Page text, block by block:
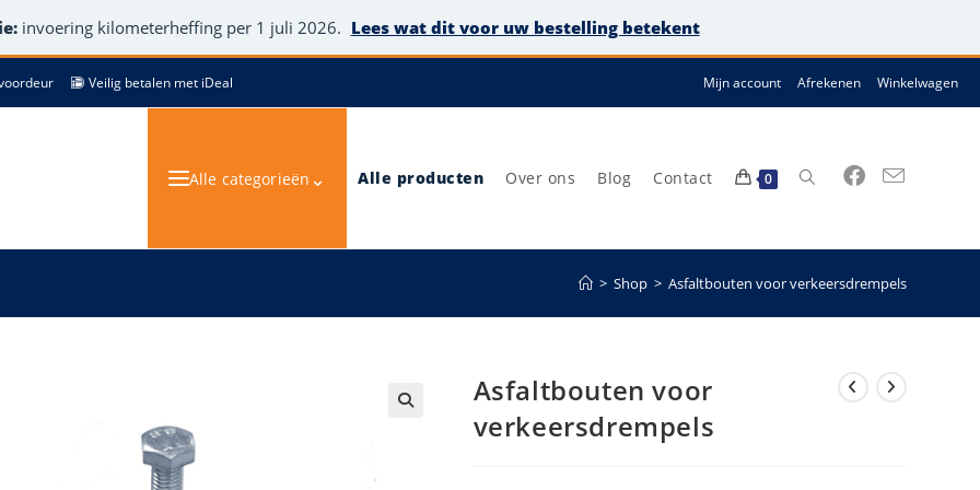
invoering kilometerheffing per 1 juli 2026. Lees wat dit voor uw bestelling betekent
Mijn account Afrekenen Winkelwagen
Veilig betalen met iDeal
Alle categorieën ⌄ Alle producten Over ons Blog Contact 0 Toggle
site
> Shop > Asfaltbouten voor verkeersdrempels
Asfaltbouten voor
verkeersdrempels